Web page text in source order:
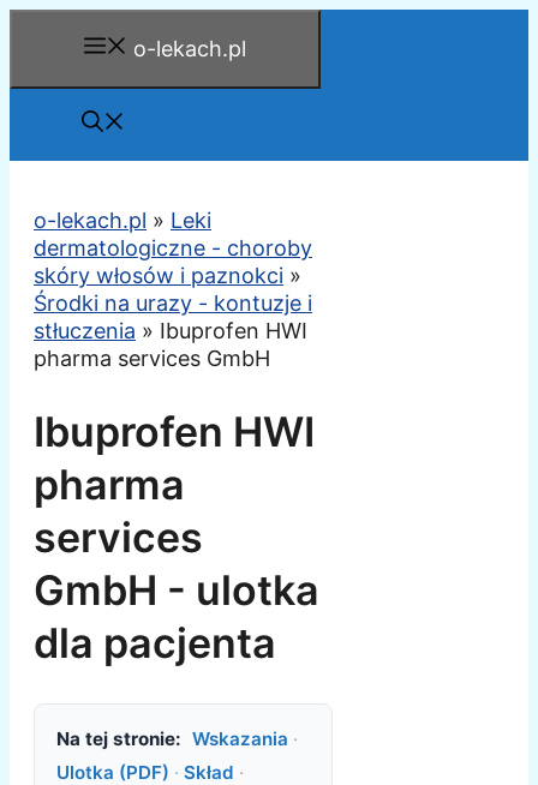
o-lekach.pl
o-lekach.pl » Leki
dermatologiczne - choroby
skóry włosów i paznokci »
Środki na urazy - kontuzje i
stłuczenia » Ibuprofen HWI
pharma services GmbH
Ibuprofen HWI
pharma
services
GmbH - ulotka
dla pacjenta
Na tej stronie: Wskazania ·
Ulotka (PDF) · Skład ·